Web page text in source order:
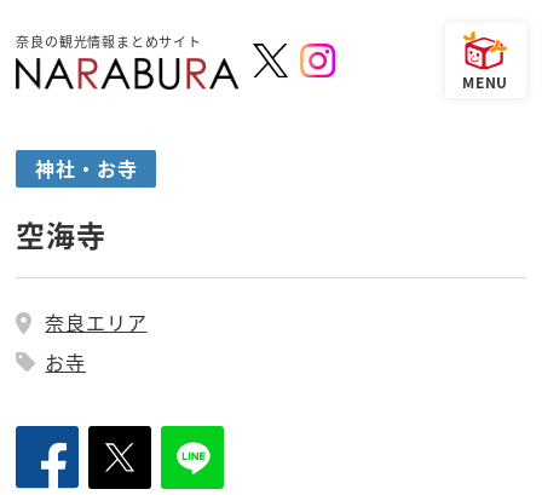
奈良の観光情報まとめサイト
神社・お寺
空海寺
奈良エリア
お寺